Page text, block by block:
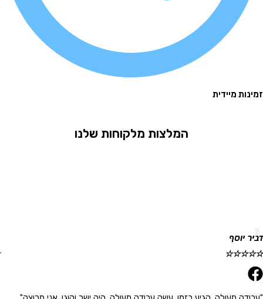
מיידית
המלצות מלקוחות שלנו
☆
☆